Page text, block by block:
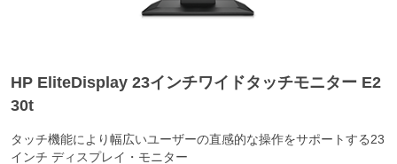
HP EliteDisplay 23インチワイドタッチモニター E2
30t
タッチ機能により幅広いユーザーの直感的な操作をサポートする23
インチ ディスプレイ・モニター